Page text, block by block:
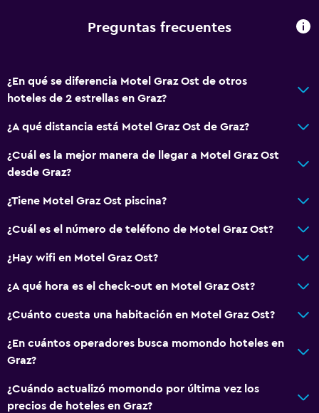
Preguntas frecuentes
¿En qué se diferencia Motel Graz Ost de otros
hoteles de 2 estrellas en Graz?
¿A qué distancia está Motel Graz Ost de Graz?
¿Cuál es la mejor manera de llegar a Motel Graz Ost
desde Graz?
¿Tiene Motel Graz Ost piscina?
¿Cuál es el número de teléfono de Motel Graz Ost?
¿Hay wifi en Motel Graz Ost?
¿A qué hora es el check-out en Motel Graz Ost?
¿Cuánto cuesta una habitación en Motel Graz Ost?
¿En cuántos operadores busca momondo hoteles en
Graz?
¿Cuándo actualizó momondo por última vez los
precios de hoteles en Graz?